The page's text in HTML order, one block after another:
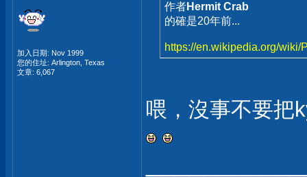
加入日期: Nov 1999
您的住址: Arlington, Texas
文章: 6,067
作者Hermit Crab
的確是20年前...
https://en.wikipedia.org/wiki/
喂，沒事不要把